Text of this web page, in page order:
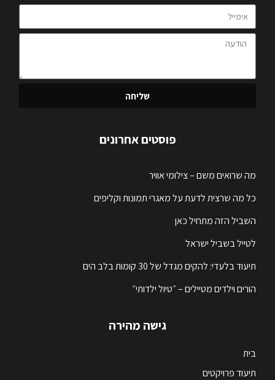
שליחה
פוסטים אחרונים
מה שרואים משם – צילומי אוויר
כל מה שרצית לדעת על מאגרי תמונות וקליפים
השביל הזה מתחיל כאן
לטייל בשביל ישראל
תיעוד בלעדי: להקים מגדל של 30 קומות בלב הים
הורים וילדים מטיילים – ״טיול ילדותי״
גישה מהירה
בית
תיעוד פרויקטים